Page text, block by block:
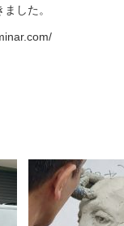
した。